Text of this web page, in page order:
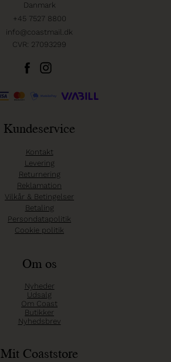
Danmark
+45 7527 8800
info@coastmail.dk
CVR: 27093299
Kundeservice
Kontakt
Levering
Returnering
Reklamation
Vilkår & Betingelser
Betaling
Persondatapolitik
Cookie politik
Om os
Nyheder
Udsalg
Om Coast
Butikker
Nyhedsbrev
Mit Coaststore